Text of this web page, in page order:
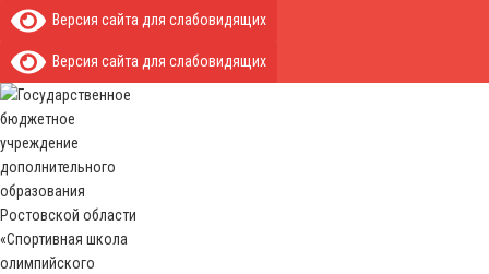
Версия сайта для слабовидящих
Версия сайта для слабовидящих